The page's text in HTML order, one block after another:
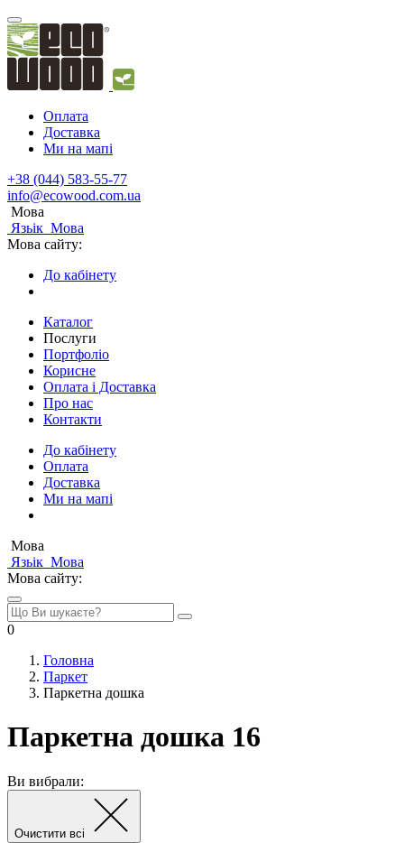
Оплата
Доставка
Ми на мапі
+38 (044) 583-55-77
info@ecowood.com.ua
Мова
Язьік Мова
Мова сайту:
До кабінету
Каталог
Послуги
Портфоліо
Корисне
Оплата і Доставка
Про нас
Контакти
До кабінету
Оплата
Доставка
Ми на мапі
Мова
Язьік Мова
Мова сайту:
0
Головна
Паркет
Паркетна дошка
Паркетна дошка 16
Ви вибрали:
Очистити всі